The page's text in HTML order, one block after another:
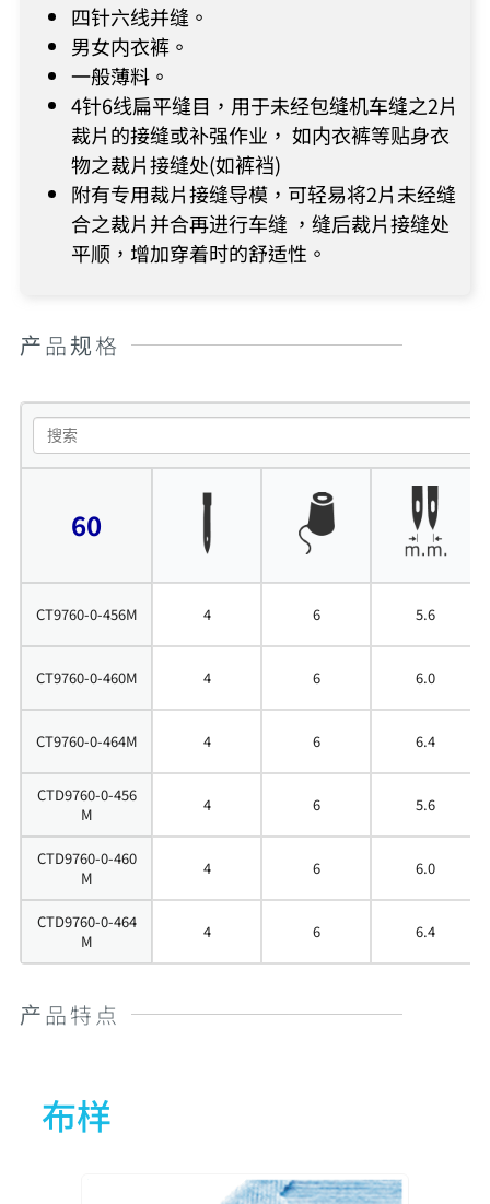
四针六线并缝。
男女内衣裤。
一般薄料。
4针6线扁平缝目，用于未经包缝机车缝之2片
裁片的接缝或补强作业， 如内衣裤等贴身衣
物之裁片接缝处(如裤裆)
附有专用裁片接缝导模，可轻易将2片未经缝
合之裁片并合再进行车缝 ，缝后裁片接缝处
平顺，增加穿着时的舒适性。
产品规格
60
CT9760-0-456M 4 6 5.6
CT9760-0-460M 4 6 6.0
CT9760-0-464M 4 6 6.4
CTD9760-0-456
M
4 6 5.6
CTD9760-0-460
M
4 6 6.0
CTD9760-0-464
M
4 6 6.4
产品特点
布样